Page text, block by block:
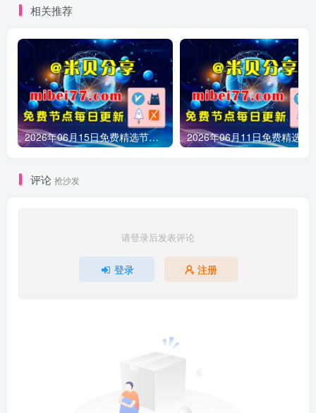
墙|代理|VPN|外网
相关推荐
2026年06月15日免费精选节点245条 可看1080P/4K视频 v2ray|clash|小火箭订阅链接 手机电脑 科学上网|梯子|翻墙|代理|VPN|外网
评论 抢沙发
请登录后发表评论
登录 注册